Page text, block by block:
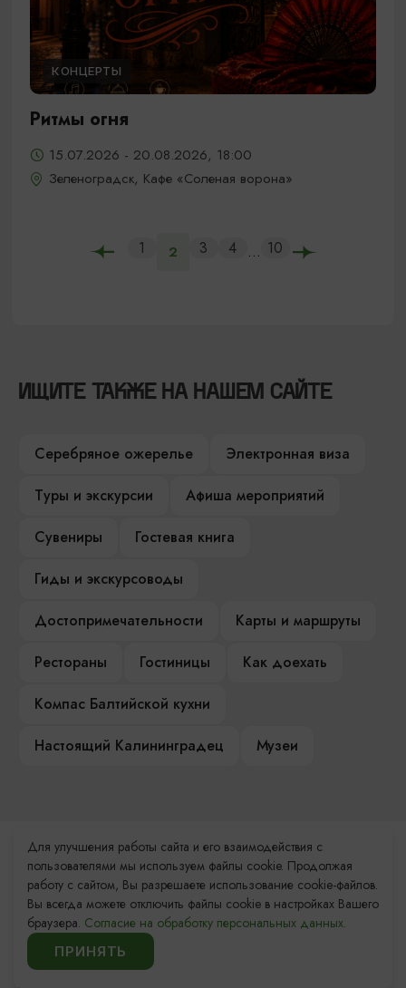
КОНЦЕРТЫ
Ритмы огня
15.07.2026 - 20.08.2026, 18:00
Зеленоградск, Кафе «Соленая ворона»
1 2 3 4 ... 10
ИЩИТЕ ТАКЖЕ НА НАШЕМ САЙТЕ
Серебряное ожерелье
Электронная виза
Туры и экскурсии
Афиша мероприятий
Сувениры
Гостевая книга
Гиды и экскурсоводы
Достопримечательности
Карты и маршруты
Рестораны
Гостиницы
Как доехать
Компас Балтийской кухни
Настоящий Калининградец
Музеи
Контакты Туристского
информационного центра
+7 (4012) 555-200
8 (800) 200-55-39
Для улучшения работы сайта и его взаимодействия с
пользователями мы используем файлы cookie. Продолжая
работу с сайтом, Вы разрешаете использование cookie-файлов.
Вы всегда можете отключить файлы cookie в настройках Вашего
браузера. Согласие на обработку персональных данных.
ПРИНЯТЬ